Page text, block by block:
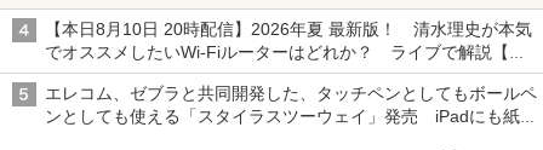
開始
【本日8月10日 20時配信】2026年夏 最新版！ 清水理史が本気
でオススメしたいWi-Fiルーターはどれか？ ライブで解説【清
水理史の「イニシャルB」チャンネル】
エレコム、ゼブラと共同開発した、タッチペンとしてもボールペ
ンとしても使える「スタイラスツーウェイ」発売 iPadにも紙に